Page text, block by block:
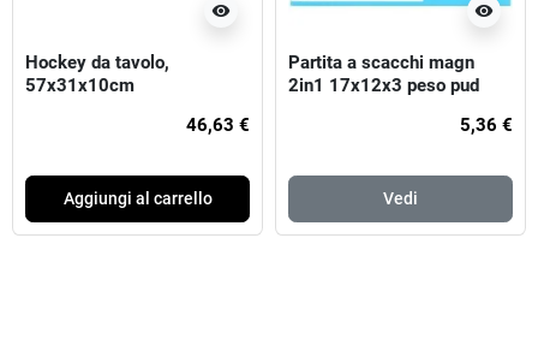
visibility
Hockey da tavolo,
57x31x10cm
46,63 €
Aggiungi al carrello
visibility
Partita a scacchi magn
2in1 17x12x3 peso pud
5,36 €
Vedi